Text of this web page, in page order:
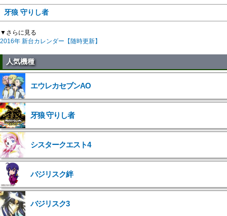
牙狼 守りし者
▼さらに見る
2016年 新台カレンダー【随時更新】
人気機種
エウレカセブンAO
牙狼 守りし者
シスタークエスト4
バジリスク絆
バジリスク3